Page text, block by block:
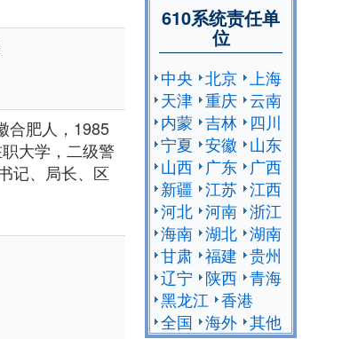
合肥人，1985
大学，二级警
记、局长、区
610系统责任单
位
中央 北京
上海
天津 重庆 云南
内蒙 吉林
四川
宁夏 安徽
山东
山西
广东
广西
新疆 江苏 江西
河北 河南 浙江
海南 湖北 湖南
甘肃 福建 贵州
辽宁
陕西 青海
黑龙江 香港
全国 海外 其他